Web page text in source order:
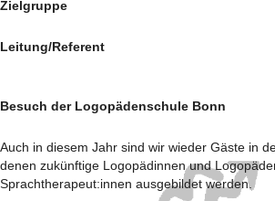
Zielgruppe
Leitung/Referent
Besuch der Logopädenschule Bonn
Auch in diesem Jahr sind wir wieder Gäste in
denen zukünftige Logopädinnen und
Sprachtherapeut:innen ausgebildet werden.